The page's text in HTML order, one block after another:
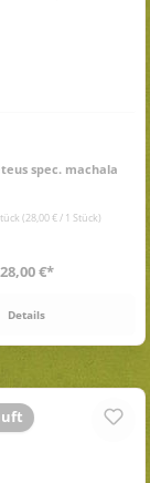
spec. machala
(28,00 € / 1 Stück)
Regulärer Preis:
28,00 €*
Details